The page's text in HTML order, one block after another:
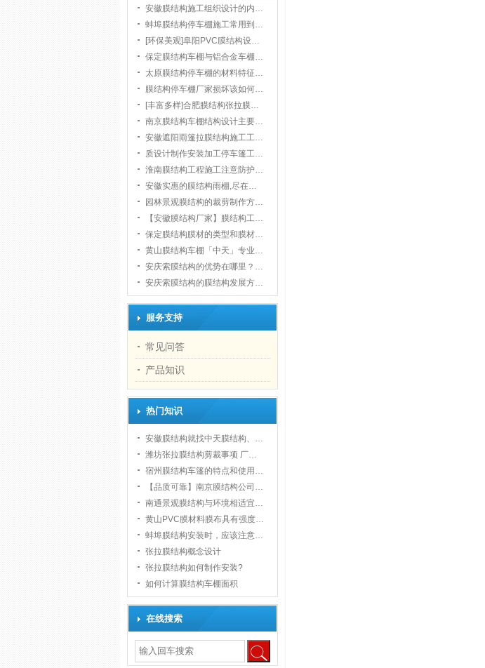
安徽膜结构施工组织设计的内…
蚌埠膜结构停车棚施工常用到…
[环保美观]阜阳PVC膜结构设…
保定膜结构车棚与铝合金车棚…
太原膜结构停车棚的材料特征…
膜结构停车棚厂家损坏该如何…
[丰富多样]合肥膜结构张拉膜…
南京膜结构车棚结构设计主要…
安徽遮阳雨篷拉膜结构施工工…
质设计制作安装加工停车篷工…
淮南膜结构工程施工注意防护…
安徽实惠的膜结构雨棚,尽在…
园林景观膜结构的裁剪制作方…
【安徽膜结构厂家】膜结构工…
保定膜结构膜材的类型和膜材…
黄山膜结构车棚「中天」专业…
安庆索膜结构的优势在哪里？…
安庆索膜结构的膜结构发展方…
服务支持
常见问答
产品知识
热门知识
安徽膜结构就找中天膜结构、…
潍坊张拉膜结构剪裁事项 厂…
宿州膜结构车篷的特点和使用…
【品质可靠】南京膜结构公司…
南通景观膜结构与环境相适宜…
黄山PVC膜材料膜布具有强度…
蚌埠膜结构安装时，应该注意…
张拉膜结构概念设计
张拉膜结构如何制作安装?
如何计算膜结构车棚面积
在线搜索